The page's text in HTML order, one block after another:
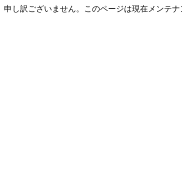
申し訳ございません。このページは現在メンテナ